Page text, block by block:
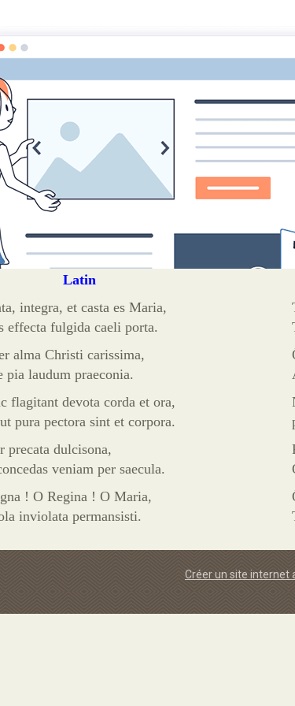
et Délivrance
impossible à dieu
Prières Paroles de saints Bénédictions
Vierge Marie
Latin
integra, et casta es Maria,
effecta fulgida caeli porta.
alma Christi carissima,
pia laudum praeconia.
flagitant devota corda et ora,
pura pectora sint et corpora.
precata dulcisona,
veniam per saecula.
! O Regina ! O Maria,
inviolata permansisti.
Créer un site internet